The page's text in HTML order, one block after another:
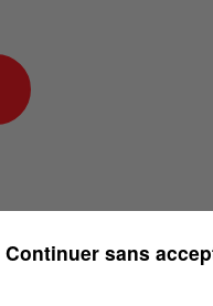
Continuer sans